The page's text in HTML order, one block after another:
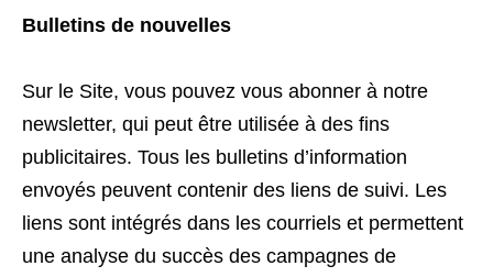
Bulletins de nouvelles
Sur le Site, vous pouvez vous abonner à notre
newsletter, qui peut être utilisée à des fins
publicitaires. Tous les bulletins d’information
envoyés peuvent contenir des liens de suivi. Les
liens sont intégrés dans les courriels et permettent
une analyse du succès des campagnes de